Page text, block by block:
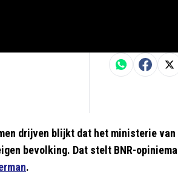
drijven blijkt dat het ministerie
bevolking. Dat stelt BNR-
.